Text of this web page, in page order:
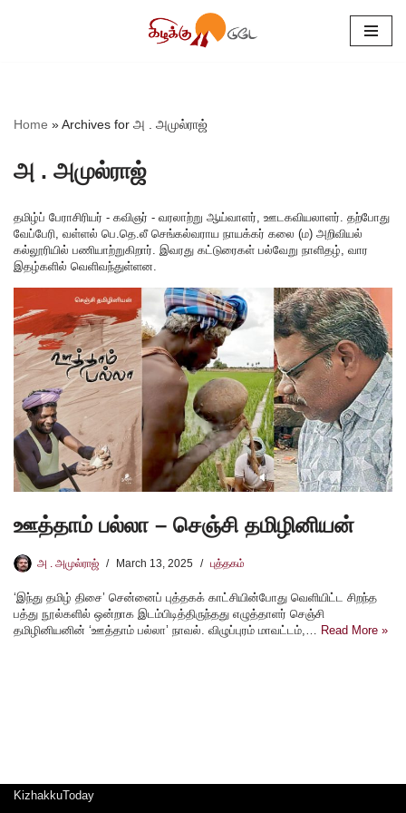
Home »Archives for அ . அமுல்ராஜ்
அ . அமுல்ராஜ்
தமிழ்ப் பேராசிரியர் - கவிஞர் - வரலாற்று ஆய்வாளர், ஊடகவியலாளர். தற்போது
வேப்பேரி, வள்ளல் பெ.தெ.லீ செங்கல்வராய நாயக்கர் கலை (ம) அறிவியல்
கல்லூரியில் பணியாற்றுகிறார். இவரது கட்டுரைகள் பல்வேறு நாளிதழ், வார
இதழ்களில் வெளிவந்துள்ளன.
ஊத்தாம் பல்லா – செஞ்சி தமிழினியன்
அ . அமுல்ராஜ் March 13, 2025 புத்தகம்
‘இந்து தமிழ் திசை’ சென்னைப் புத்தகக் காட்சியின்போது வெளியிட்ட சிறந்த
பத்து நூல்களில் ஒன்றாக இடம்பிடித்திருந்தது எழுத்தாளர் செஞ்சி
தமிழினியனின் ‘ஊத்தாம் பல்லா’ நாவல். விழுப்புரம் மாவட்டம்,…
Read More »
KizhakkuToday